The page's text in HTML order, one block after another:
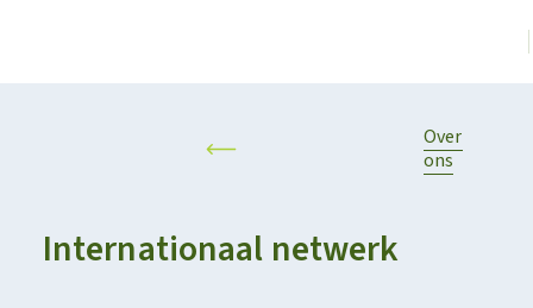
Over
ons
Internationaal netwerk